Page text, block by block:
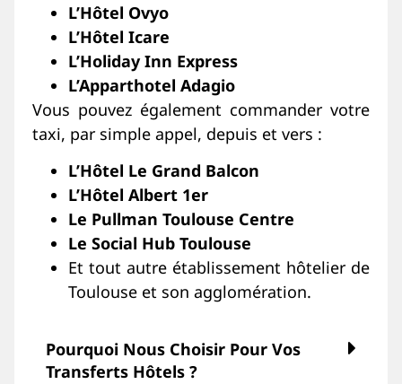
L’Hôtel Ovyo
L’Hôtel Icare
L’Holiday Inn Express
L’Apparthotel Adagio
Vous pouvez également commander votre
taxi, par simple appel, depuis et vers :
L’Hôtel Le Grand Balcon
L’Hôtel Albert 1er
Le Pullman Toulouse Centre
Le Social Hub Toulouse
Et tout autre établissement hôtelier de
Toulouse et son agglomération.
Pourquoi Nous Choisir Pour Vos
Transferts Hôtels ?